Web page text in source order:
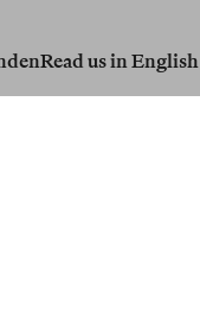
Read us in English